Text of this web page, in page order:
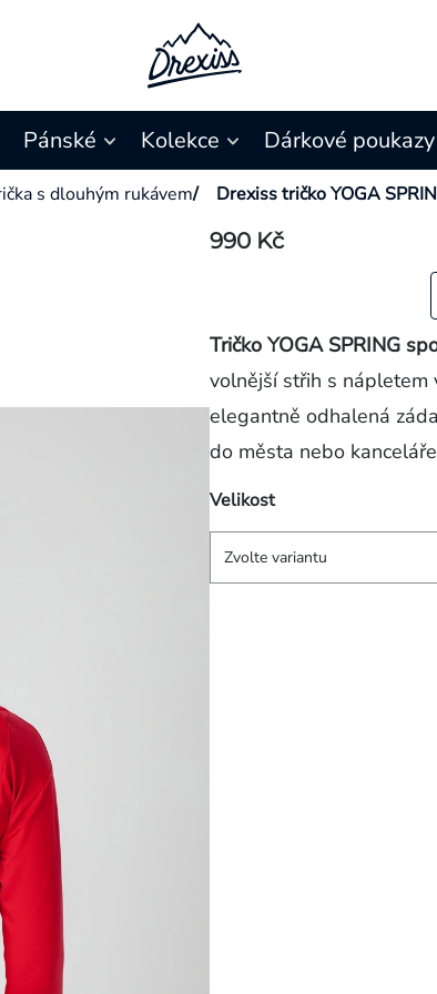
Pánské Kolekce Dárkové poukazy
s dlouhým rukávem/ Drexiss tričko YOGA
990 Kč
Velikost
Tričko YOGA SPRING
volnější střih s nápletem
elegantně odhalená záda
do města nebo